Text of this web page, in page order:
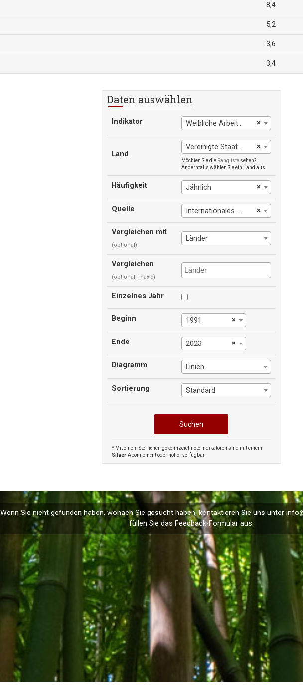
8,4
5,2
3,6
3,4
Daten auswählen
Indikator ×
Weibliche Arbeitslosigkeit
Land
×
Vereinigte Staaten
Möchten Sie die Ranglistesehen?
Andernfalls wählen Sie ein Land aus
Häufigkeit ×
Jährlich
Quelle ×
Internationales Arbeitsamt
Vergleichen mit
(optional)
Länder
Vergleichen
(optional, max 9)
Einzelnes Jahr
Beginn ×
1991
Ende ×
2023
Diagramm Linien
Sortierung Standard
* Mit einem Sternchen gekennzeichnete Indikatoren sind mit einem
Silver-Abonnement oder höher verfügbar
Wenn Sie nicht gefunden haben, wonach Sie gesucht haben, kontaktieren Sie uns unter
füllen Sie das Feedback-Formular aus.